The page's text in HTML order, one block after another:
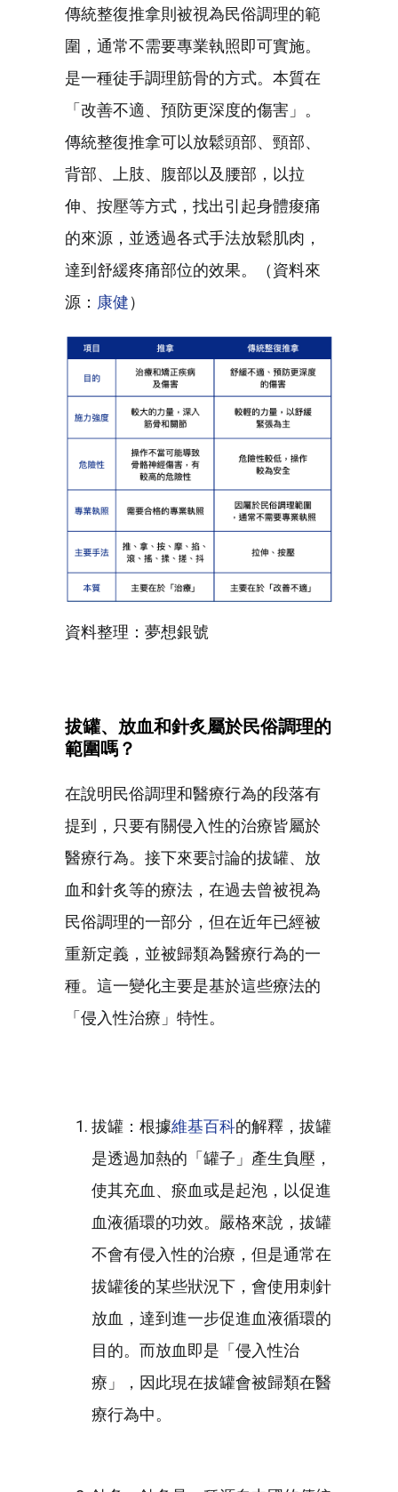
傳統整復推拿則被視為民俗調理的範
圍，通常不需要專業執照即可實施。
是一種徒手調理筋骨的方式。本質在
「改善不適、預防更深度的傷害」。
傳統整復推拿可以放鬆頭部、頸部、
背部、上肢、腹部以及腰部，以拉
伸、按壓等方式，找出引起身體痠痛
的來源，並透過各式手法放鬆肌肉，
達到舒緩疼痛部位的效果。（資料來
源： 康健）
資料整理：夢想銀號
拔罐、放血和針炙屬於民俗調理的
範圍嗎？
在說明民俗調理和醫療行為的段落有
提到，只要有關侵入性的治療皆屬於
醫療行為。接下來要討論的拔罐、放
血和針炙等的療法，在過去曾被視為
民俗調理的一部分，但在近年已經被
重新定義，並被歸類為醫療行為的一
種。這一變化主要是基於這些療法的
「侵入性治療」特性。
拔罐：根據維基百科的解釋，拔罐
是透過加熱的「罐子」產生負壓，
使其充血、瘀血或是起泡，以促進
血液循環的功效。嚴格來說，拔罐
不會有侵入性的治療，但是通常在
拔罐後的某些狀況下，會使用刺針
放血，達到進一步促進血液循環的
目的。而放血即是「侵入性治
療」，因此現在拔罐會被歸類在醫
療行為中。